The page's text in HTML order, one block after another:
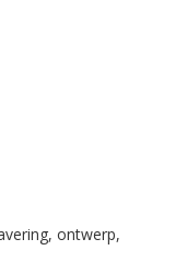
ontwerp,